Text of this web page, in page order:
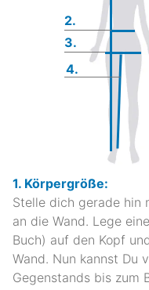
2.
3.
4.
1. Körpergröße:
Stelle dich gerade hin
an die Wand. Lege
Buch) auf den Kopf
Wand. Nun kannst Du
Gegenstands bis zum